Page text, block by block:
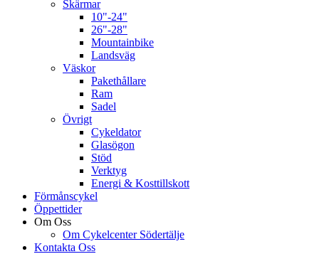
Skärmar
10"-24"
26"-28"
Mountainbike
Landsväg
Väskor
Pakethållare
Ram
Sadel
Övrigt
Cykeldator
Glasögon
Stöd
Verktyg
Energi & Kosttillskott
Förmånscykel
Öppettider
Om Oss
Om Cykelcenter Södertälje
Kontakta Oss